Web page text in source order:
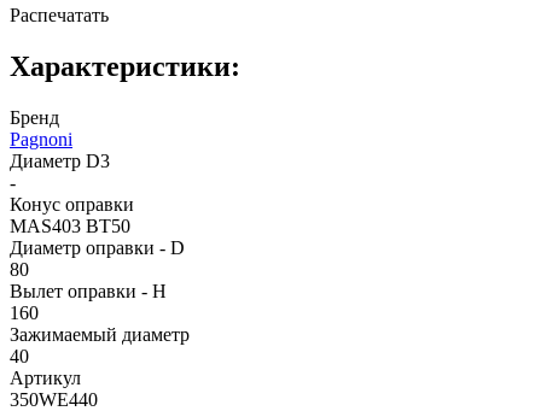
Распечатать
Характеристики:
Бренд
Pagnoni
Диаметр D3
-
Конус оправки
MAS403 BT50
Диаметр оправки - D
80
Вылет оправки - H
160
Зажимаемый диаметр
40
Артикул
350WE440